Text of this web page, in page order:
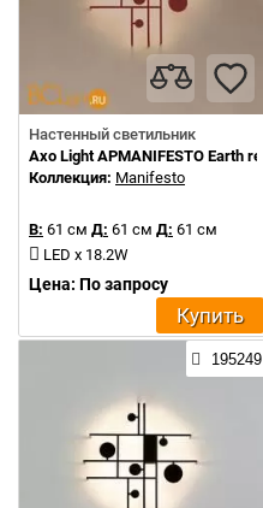
Настенный светильник
Axo Light APMANIFESTO Earth red
Коллекция: Manifesto
В: 61 см Д: 61 см Д: 61 см
LED x 18.2W
Цена: По запросу
Купить
195249